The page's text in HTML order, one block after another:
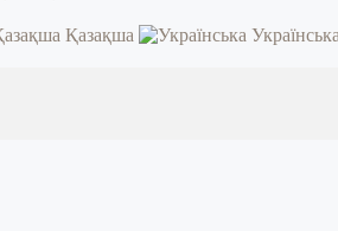
Қазақша Українська